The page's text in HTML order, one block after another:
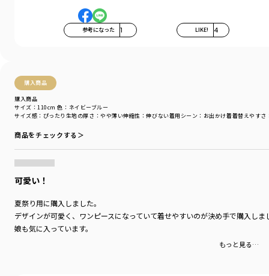
参考になった 1 LIKE! 4
購入商品
購入商品
サイズ感 ：ぴったり 生地の厚さ ：やや薄い伸縮性 ：伸びない着用シーン ：お出かけ着着替えやすさ
サイズ：110cm 色：ネイビーブルー
商品をチェックする＞
可愛い！
夏祭り用に購入しました。
デザインが可愛く、ワンピースになっていて着せやすいのが決め手で購入しま
娘も気に入っています。
もっと見る…